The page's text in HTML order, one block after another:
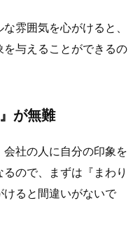
雰囲気を心がけると、
与えることができるの
が無難
社の人に自分の印象を
ので、まずは『まわり
ると間違いがないで